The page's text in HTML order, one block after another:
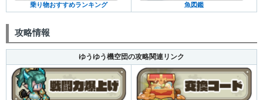
乗り物おすすめランキング 魚図鑑
攻略情報
ゆうゆう機空団の攻略関連リンク